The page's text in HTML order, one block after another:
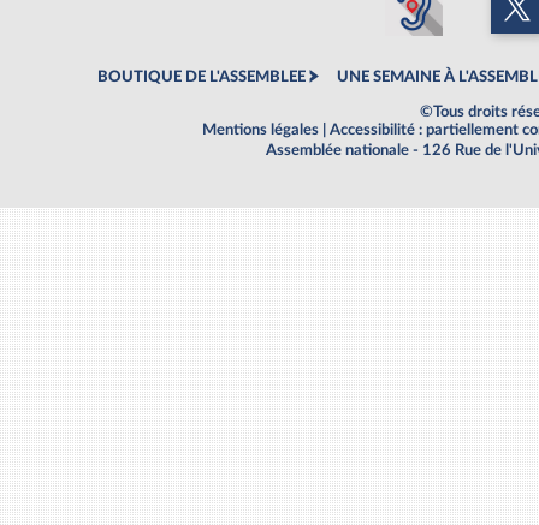
BOUTIQUE DE L'ASSEMBLEE UNE SEMAINE À
©Tous droits
Mentions légales
Accessibilité : partiellement
Assemblée nationale - 126 Rue de